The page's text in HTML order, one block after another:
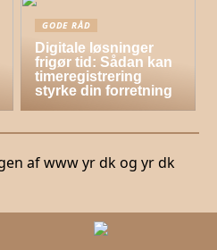
GODE RÅD
Digitale løsninger
frigør tid: Sådan kan
timeregistrering
styrke din forretning
af www yr dk og yr dk